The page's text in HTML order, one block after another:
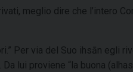
meglio dire che l’intero
Per via del Suo ihsān egli
lui proviene “la buona